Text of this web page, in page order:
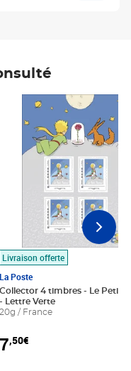
au panier
Livraison offerte
La Poste
Collector 4 timbres - Le Petit
- Lettre Verte
20g / France
7,50€
Prix 7,50€